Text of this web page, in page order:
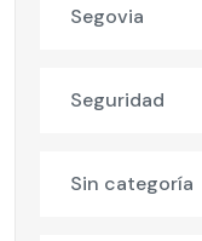
Segovia
Seguridad
Sin categoría